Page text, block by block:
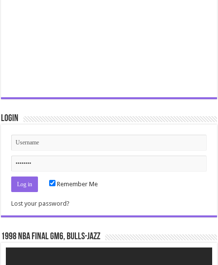
Login
Remember Me
Lost your password?
1998 NBA Final gm6, Bulls-Jazz